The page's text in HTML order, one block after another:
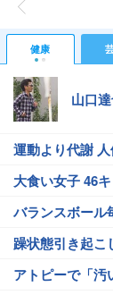
健康
山口
運動より代謝
大食い女子 46
バランスボール
躁状態引き起こ
アトピーで「汚